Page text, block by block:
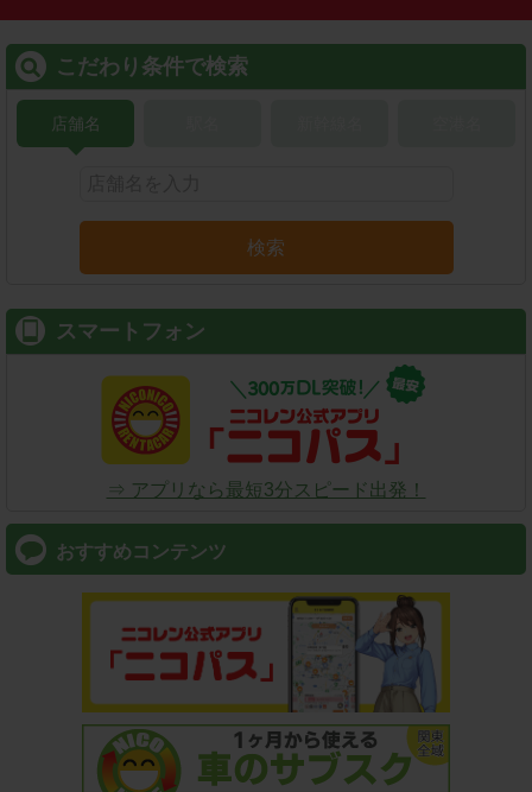
こだわり条件で検索
店舗名
検索
スマートフォン
⇒ アプリなら最短3分スピード出発！
おすすめコンテンツ